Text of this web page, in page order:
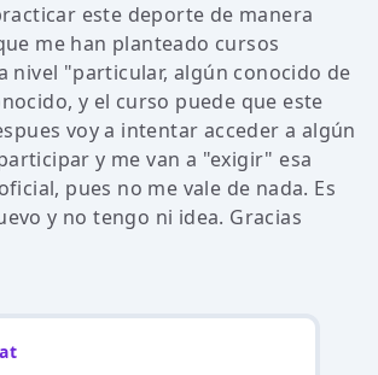
este deporte de manera
me han planteado cursos
nivel "particular, algún conocido de
y el curso puede que este
voy a intentar acceder a algún
y me van a "exigir" esa
pues no me vale de nada. Es
y no tengo ni idea. Gracias